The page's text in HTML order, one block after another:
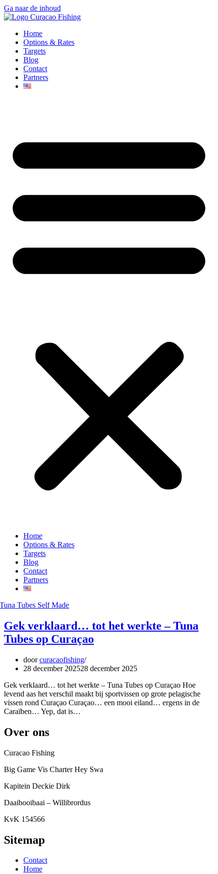
Ga naar de inhoud
Home
Options & Rates
Targets
Blog
Contact
Partners
Home
Options & Rates
Targets
Blog
Contact
Partners
Gek verklaard… tot het werkte – Tuna
Tubes op Curaçao
doorcuracaofishing
28 december 202528 december 2025
Gek verklaard… tot het werkte – Tuna Tubes op Curaçao Hoe
levend aas het verschil maakt bij sportvissen op grote pelagische
vissen rond Curaçao Curaçao… een mooi eiland… ergens in de
Caraïben… Yep, dat is…
Over ons
Curacao Fishing
Big Game Vis Charter Hey Swa
Kapitein Deckie Dirk
Daaibooibaai – Willibrordus
KvK 154566
Sitemap
Contact
Home